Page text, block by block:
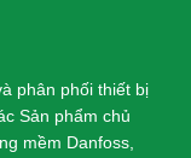
phân phối thiết bị
Sản phẩm chủ
mềm Danfoss,